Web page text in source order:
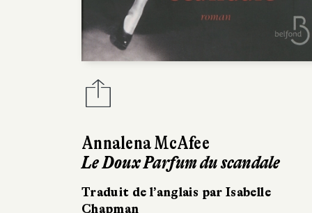
Annalena McAfee
Le Doux Parfum du scandale
Traduit de l’anglais par Isabelle
Chapman